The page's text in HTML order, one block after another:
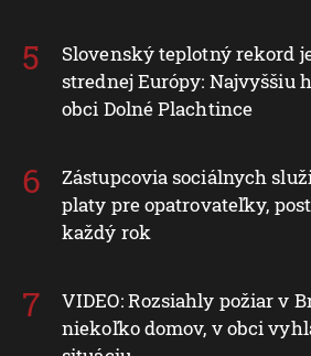
Slovenský teplotný rekord
strednej Európy: Najvyššiu
obci Dolné Plachtince
Zástupcovia sociálnych
platy pre opatrovateľky,
každý rok
VIDEO: Rozsiahly požiar v
niekoľko domov, v obci